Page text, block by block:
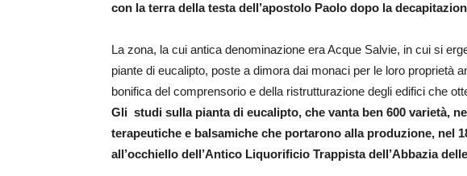
con la terra della testa dell’apostolo Paolo dopo la
La zona, la cui antica denominazione era Acque Salvie, in cui si
piante di eucalipto, poste a dimora dai monaci per le loro proprietà
bonifica del comprensorio e della ristrutturazione degli edifici che
Gli studi sulla pianta di eucalipto, che vanta ben 600 varietà,
terapeutiche e balsamiche che portarono alla produzione, nel
all’occhiello dell’Antico Liquorificio Trappista dell’Abbazia